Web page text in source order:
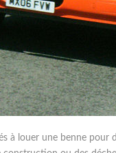
à louer une benne pour